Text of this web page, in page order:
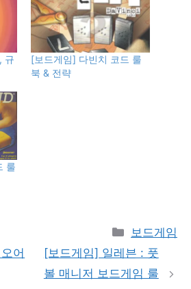
규
[보드게임] 다빈치 코드 룰
북 & 전략
룰
Categories
보드게임
어
[보드게임] 일레븐 : 풋
볼 매니저 보드게임 룰